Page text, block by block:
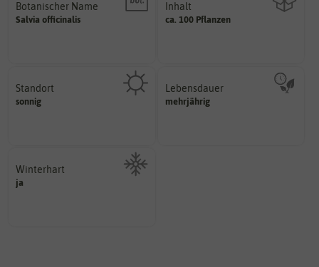
Inhalt
ca. 100 Pflanzen
Wie viel ist enthalten
Botanischer Name
Salvia officinalis
Namen zur eindeutigen
Bestimmung der Pflanze.
Standort
sonnig
Pflanze? (schattig, halbschattig,
sonnig, vollsonnig)
Winterhart
ja
Probleme überwintern können.
Lebensdauer
mehrjährig
einjährig, zweijährig oder
mehrjährig.